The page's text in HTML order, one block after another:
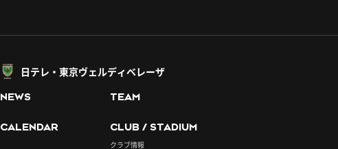
日テレ・東京ヴェルディベレーザ
NEWS
CALENDAR
TEAM
CLUB / STADIUM
クラブ情報